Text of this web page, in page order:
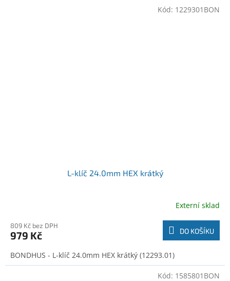
L-klíč 24.0mm HEX krátký
Externí sklad
809 Kč bez DPH
979 Kč DO KOŠÍKU
BONDHUS - L-klíč 24.0mm HEX krátký (12293.01)
Kód: 1229301BON
Kód: 1585801BON